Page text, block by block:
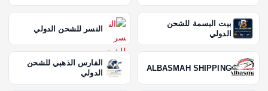
ق
ا
ل
بيت البسمة للشحن
الدولي
النسر للشحن الدولي
ALBASMAH SHIPPING
الفارس الذهبي للشحن
الدولي